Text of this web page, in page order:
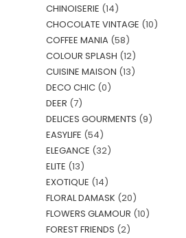
CHINOISERIE (14)
CHOCOLATE VINTAGE (10)
COFFEE MANIA (58)
COLOUR SPLASH (12)
CUISINE MAISON (13)
DECO CHIC (0)
DEER (7)
DELICES GOURMENTS (9)
EASYLIFE (54)
ELEGANCE (32)
ELITE (13)
EXOTIQUE (14)
FLORAL DAMASK (20)
FLOWERS GLAMOUR (10)
FOREST FRIENDS (2)